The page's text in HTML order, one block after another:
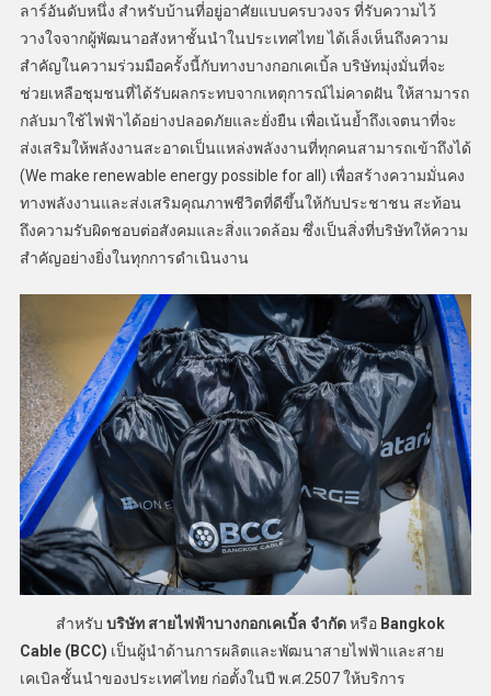
ลาร์อันดับหนึ่ง สำหรับบ้านที่อยู่อาศัยแบบครบวงจร ที่รับความไว้
วางใจจากผู้พัฒนาอสังหาชั้นนำในประเทศไทย ได้เล็งเห็นถึงความ
สำคัญในความร่วมมือครั้งนี้กับทางบางกอกเคเบิ้ล บริษัทมุ่งมั่นที่จะ
ช่วยเหลือชุมชนที่ได้รับผลกระทบจากเหตุการณ์ไม่คาดฝัน ให้สามารถ
กลับมาใช้ไฟฟ้าได้อย่างปลอดภัยและยั่งยืน เพื่อเน้นย้ำถึงเจตนาที่จะ
ส่งเสริมให้พลังงานสะอาดเป็นแหล่งพลังงานที่ทุกคนสามารถเข้าถึงได้
(We make renewable energy possible for all) เพื่อสร้างความมั่นคง
ทางพลังงานและส่งเสริมคุณภาพชีวิตที่ดีขึ้นให้กับประชาชน สะท้อน
ถึงความรับผิดชอบต่อสังคมและสิ่งแวดล้อม ซึ่งเป็นสิ่งที่บริษัทให้ความ
สำคัญอย่างยิ่งในทุกการดำเนินงาน
สำหรับ บริษัท สายไฟฟ้าบางกอกเคเบิ้ล จำกัดหรือ Bangkok
Cable (BCC) เป็นผู้นำด้านการผลิตและพัฒนาสายไฟฟ้าและสาย
เคเบิลชั้นนำของประเทศไทย ก่อตั้งในปี พ.ศ.2507 ให้บริการ